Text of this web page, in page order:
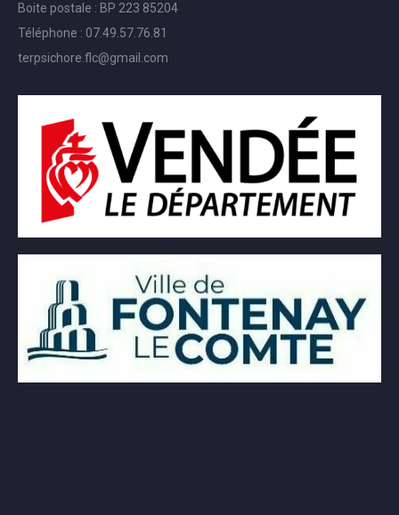
Boite postale : BP 223 85204
Téléphone : 07.49.57.76.81
terpsichore.flc@gmail.com